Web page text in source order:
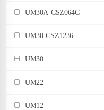
UM30A-CSZ064C
UM30-CSZ1236
UM30
UM22
UM12